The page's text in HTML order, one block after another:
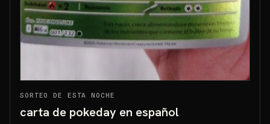
SORTEO DE ESTA NOCHE
carta de pokeday en español